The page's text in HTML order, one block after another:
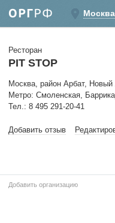
Москва
Ресторан
PIT STOP
Москва, район Арбат,
Метро: Смоленская,
Тел.: 8 495 291-20-41
Добавить отзыв
Добавить организацию